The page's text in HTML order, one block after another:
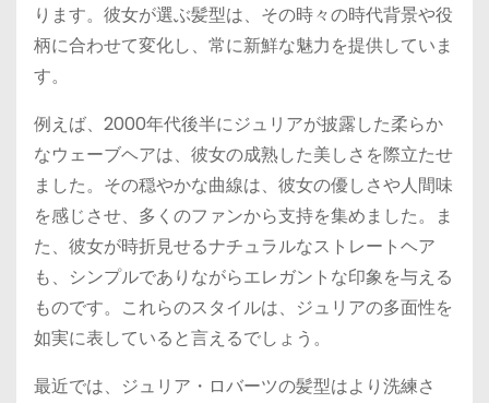
ります。彼女が選ぶ髪型は、その時々の時代背景や役
柄に合わせて変化し、常に新鮮な魅力を提供していま
す。
例えば、2000年代後半にジュリアが披露した柔らか
なウェーブヘアは、彼女の成熟した美しさを際立たせ
ました。その穏やかな曲線は、彼女の優しさや人間味
を感じさせ、多くのファンから支持を集めました。ま
た、彼女が時折見せるナチュラルなストレートヘア
も、シンプルでありながらエレガントな印象を与える
ものです。これらのスタイルは、ジュリアの多面性を
如実に表していると言えるでしょう。
最近では、ジュリア・ロバーツの髪型はより洗練さ